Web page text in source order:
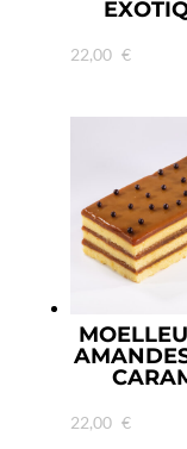
22,00 €
22,00 €